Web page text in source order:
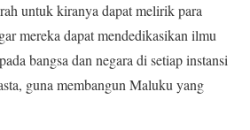
untuk kiranya dapat melirik para
mereka dapat mendedikasikan ilmu
bangsa dan negara di setiap instansi
guna membangun Maluku yang